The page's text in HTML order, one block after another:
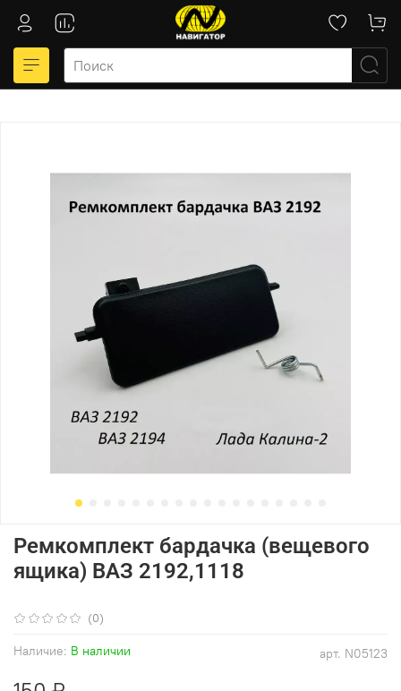
(0)
арт. N05123
Наличие: В наличии
Ремкомплект бардачка (вещевого
ящика) ВАЗ 2192,1118